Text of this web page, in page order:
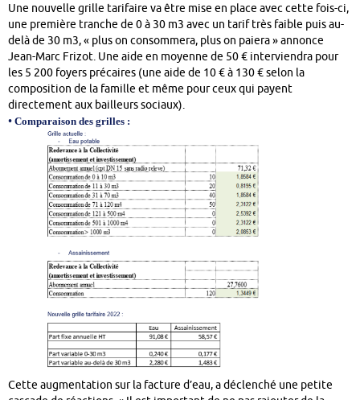
Une nouvelle grille tarifaire va être mise en place avec cette fois-ci,
une première tranche de 0 à 30 m3 avec un tarif très faible puis au-
delà de 30 m3, « plus on consommera, plus on paiera » annonce
Jean-Marc Frizot. Une aide en moyenne de 50 € interviendra pour
les 5 200 foyers précaires (une aide de 10 € à 130 € selon la
composition de la famille et même pour ceux qui payent
directement aux bailleurs sociaux).
• Comparaison des grilles :
Cette augmentation sur la facture d’eau, a déclenché une petite